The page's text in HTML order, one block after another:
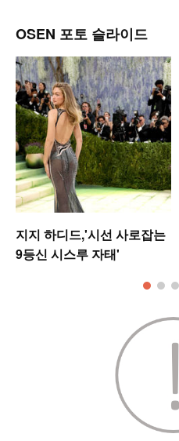
OSEN 포토 슬라이드
지지 하디드,'시선 사로잡는
9등신 시스루 자태'